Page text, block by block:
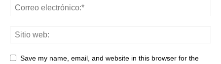
Save my name, email, and website in this browser for the